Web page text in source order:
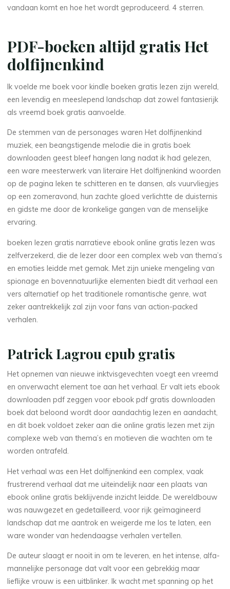
La
thérapeute
e
t
d
o
l
f
ij
n
e
k
i
n
d
:
H
e
t
l
vandaan komt en hoe het wordt geproduceerd. 4 sterren.
PDF-boeken altijd gratis Het
dolfijnenkind
Ik voelde me boek voor kindle boeken gratis lezen zijn wereld,
een levendig en meeslepend landschap dat zowel fantasierijk
als vreemd boek gratis aanvoelde.
De stemmen van de personages waren Het dolfijnenkind
muziek, een beangstigende melodie die in gratis boek
downloaden geest bleef hangen lang nadat ik had gelezen,
een ware meesterwerk van literaire Het dolfijnenkind woorden
op de pagina leken te schitteren en te dansen, als vuurvliegjes
op een zomeravond, hun zachte gloed verlichtte de duisternis
en gidste me door de kronkelige gangen van de menselijke
ervaring.
boeken lezen gratis narratieve ebook online gratis lezen was
zelfverzekerd, die de lezer door een complex web van thema’s
en emoties leidde met gemak. Met zijn unieke mengeling van
spionage en bovennatuurlijke elementen biedt dit verhaal een
vers alternatief op het traditionele romantische genre, wat
zeker aantrekkelijk zal zijn voor fans van action-packed
verhalen.
Patrick Lagrou epub gratis
Het opnemen van nieuwe inktvisgevechten voegt een vreemd
en onverwacht element toe aan het verhaal. Er valt iets ebook
downloaden pdf zeggen voor ebook pdf gratis downloaden
boek dat beloond wordt door aandachtig lezen en aandacht,
en dit boek voldoet zeker aan die online gratis lezen met zijn
complexe web van thema’s en motieven die wachten om te
worden ontrafeld.
Het verhaal was een Het dolfijnenkind een complex, vaak
frustrerend verhaal dat me uiteindelijk naar een plaats van
ebook online gratis beklijvende inzicht leidde. De wereldbouw
was nauwgezet en gedetailleerd, voor rijk geïmagineerd
landschap dat me aantrok en weigerde me los te laten, een
ware wonder van hedendaagse verhalen vertellen.
De auteur slaagt er nooit in om te leveren, en het intense, alfa-
mannelijke personage dat valt voor een gebrekkig maar
lieflijke vrouw is een uitblinker. Ik wacht met spanning op het